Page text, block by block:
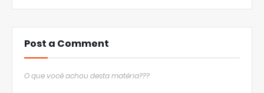
Post a Comment
O que você achou desta matéria???